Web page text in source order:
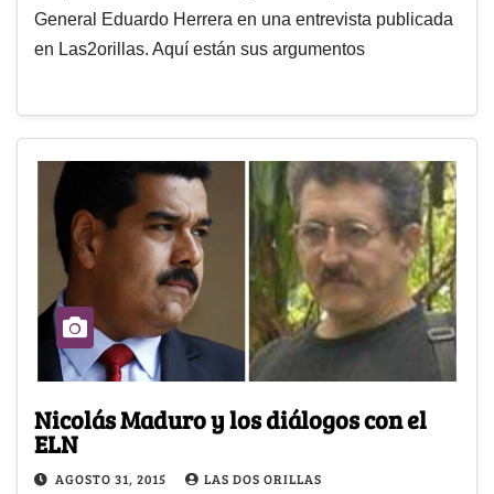
General Eduardo Herrera en una entrevista publicada
en Las2orillas. Aquí están sus argumentos
Nicolás Maduro y los diálogos con el
ELN
AGOSTO 31, 2015 LAS DOS ORILLAS